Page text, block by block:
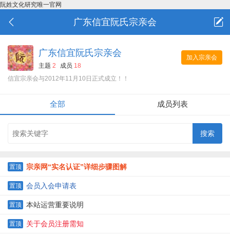
阮姓文化研究唯一官网
广东信宜阮氏宗亲会
加入宗亲会
广东信宜阮氏宗亲会
主题 2 成员 18
信宜宗亲会与2012年11月10日正式成立！！
全部 成员列表
置顶 宗亲网“实名认证”详细步骤图解
置顶 会员入会申请表
置顶 本站运营重要说明
置顶 关于会员注册需知